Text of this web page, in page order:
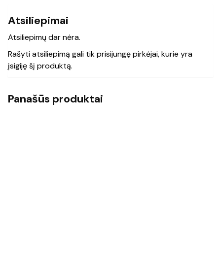
Atsiliepimai
Atsiliepimų dar nėra.
Rašyti atsiliepimą gali tik prisijungę pirkėjai, kurie yra
įsigiję šį produktą.
Panašūs produktai